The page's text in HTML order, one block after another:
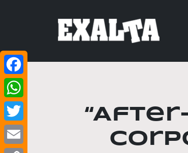
“After-
Facebook
WhatsApp
Twitter